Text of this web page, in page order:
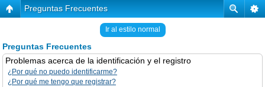
Preguntas Frecuentes
Ir al estilo normal
Preguntas Frecuentes
Problemas acerca de la identificación y el registro
¿Por qué no puedo identificarme?
¿Por qué me tengo que registrar?